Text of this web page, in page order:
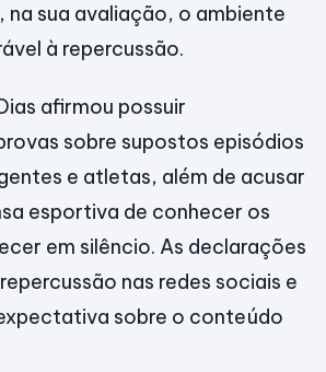
na sua avaliação, o ambiente
à repercussão.
afirmou possuir
sobre supostos episódios
e atletas, além de acusar
esportiva de conhecer os
em silêncio. As declarações
nas redes sociais e
sobre o conteúdo